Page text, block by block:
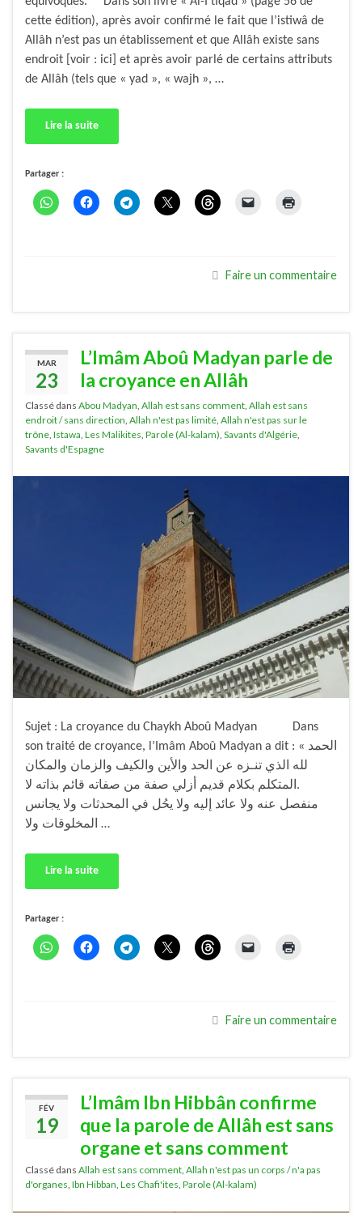
cette édition), après avoir confirmé le fait que l’istiwâ de
Allâh n’est pas un établissement et que Allâh existe sans
endroit [voir : ici] et après avoir parlé de certains attributs
de Allâh (tels que « yad », « wajh », …
Lire la suite
Partager :
Faire un commentaire
MAR
23
L’Imâm Aboû Madyan parle de
la croyance en Allâh
Classé dans Abou Madyan Allah est sans comment Allah est sans
endroit / sans direction Allah n'est pas limité Allah n'est pas sur le
trône Istawa Les Malikites Parole (Al-kalam) Savants d'Algérie
Savants d'Espagne
Sujet : La croyance du Chaykh Aboû Madyan Dans
son traité de croyance, l’Imâm Aboû Madyan a dit : « الحمد
لله الذي تنـزه عن الحد والأين والكيف والزمان والمكان
.المتكلم بكلام قديم أزلي صفة من صفاته قائم بذاته لا
منفصل عنه ولا عائد إليه ولا يحُل في المحدثات ولا يجانس
المخلوقات ولا …
Lire la suite
Partager :
Faire un commentaire
FÉV
19
L’Imâm Ibn Hibbân confirme
que la parole de Allâh est sans
organe et sans comment
Classé dans Allah est sans comment Allah n'est pas un corps / n'a pas
d'organes Ibn Hibban Les Chafi'ites Parole (Al-kalam)